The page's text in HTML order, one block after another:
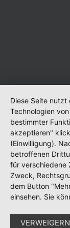
Diese Seite
Technologien
bestimmter
akzeptieren"
(Einwilligung).
betroffenen
für verschiedene
Zweck,
dem Button
einsehen. Sie
VERWEIGERN